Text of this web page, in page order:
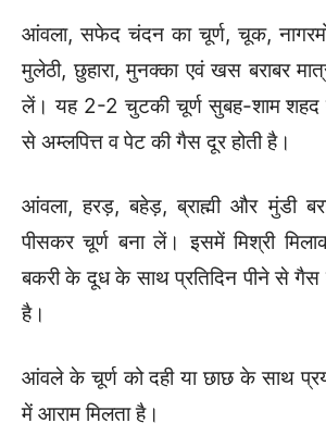
आंवला, सफेद चंदन का चूर्ण, चूक,
मुलेठी, छुहारा, मुनक्का एवं खस बराबर
लें। यह 2-2 चुटकी चूर्ण सुबह-शाम
से अम्लपित्त व पेट की गैस दूर होती है।
आंवला, हरड़, बहेड़, ब्राह्मी और मुंडी
पीसकर चूर्ण बना लें। इसमें मिश्री
बकरी के दूध के साथ प्रतिदिन पीने से गैस
है।
आंवले के चूर्ण को दही या छाछ के साथ
में आराम मिलता है।